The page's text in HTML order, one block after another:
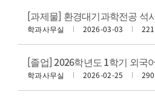
학과사무실 2026-03-03 221
학과사무실 2026-02-25 290